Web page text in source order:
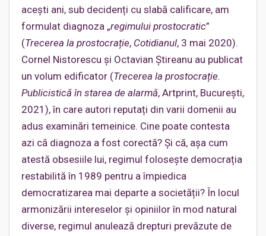
acești ani, sub decidenți cu slabă calificare, am
formulat diagnoza „regimului prostocratic”
(Trecerea la prostocrație, Cotidianul, 3 mai 2020).
Cornel Nistorescu și Octavian Știreanu au publicat
un volum edificator (Trecerea la prostocrație.
Publicistică în starea de alarmă, Artprint, București,
2021), în care autori reputați din varii domenii au
adus examinări temeinice. Cine poate contesta
azi că diagnoza a fost corectă? Și că, așa cum
atestă obsesiile lui, regimul folosește democrația
restabilită în 1989 pentru a împiedica
democratizarea mai departe a societății? În locul
armonizării intereselor și opiniilor în mod natural
diverse, regimul anulează drepturi prevăzute de